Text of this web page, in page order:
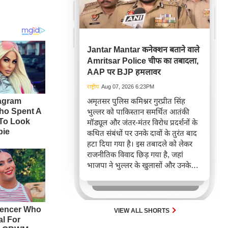
Jantar Mantar कनेक्शन बताने वाले
Amritsar Police चीफ का तबादला,
AAP पर BJP हमलावर
राष्ट्रीय Aug 07, 2026 6:23PM
अमृतसर पुलिस कमिश्नर गुरप्रीत सिंह
भुल्लर को पाकिस्तान समर्थित आतंकी
मॉड्यूल और जंतर-मंतर विरोध प्रदर्शनों के
कथित संबंधों पर उनके दावों के तुरंत बाद
हटा दिया गया है। इस तबादले को लेकर
राजनीतिक विवाद छिड़ गया है, जहां
भाजपा ने भुल्लर के खुलासों और उनके
पंजाब सरकार ने बाद में स्पष्ट किया कि
भुल्लर ने प्रदर्शनकारियों के आतंकी मॉड्यूल
से संबंध का दावा नहीं किया था।
VIEW ALL SHORTS